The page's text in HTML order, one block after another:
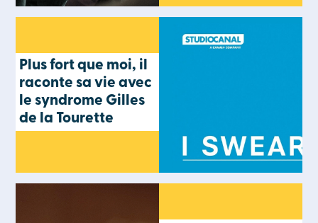
Plus fort que moi, il
raconte sa vie avec
le syndrome Gilles
de la Tourette